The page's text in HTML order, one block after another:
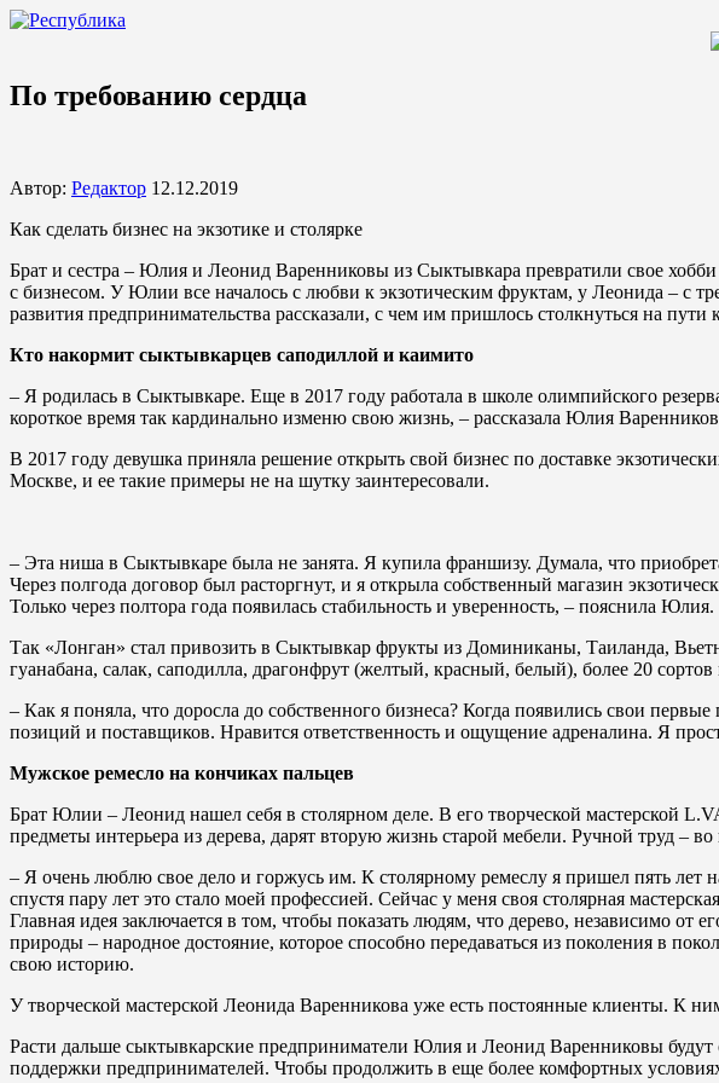
По требованию сердца
Автор: Редактор 12.12.2019
Как сделать бизнес на экзотике и столярке
Брат и сестра – Юлия и Леонид Варенниковы из Сыктывкара превратили свое
с бизнесом. У Юлии все началось с любви к экзотическим фруктам, у Леонида – с
развития предпринимательства рассказали, с чем им пришлось столкнуться на пути
Кто накормит сыктывкарцев саподиллой и каимито
– Я родилась в Сыктывкаре. Еще в 2017 году работала в школе олимпийского
короткое время так кардинально изменю свою жизнь, – рассказала Юлия
В 2017 году девушка приняла решение открыть свой бизнес по доставке
Москве, и ее такие примеры не на шутку заинтересовали.
– Эта ниша в Сыктывкаре была не занята. Я купила франшизу. Думала, что
Через полгода договор был расторгнут, и я открыла собственный магазин
Только через полтора года появилась стабильность и уверенность, – пояснила Юлия.
Так «Лонган» стал привозить в Сыктывкар фрукты из Доминиканы, Таиланда,
гуанабана, салак, саподилла, драгонфрут (желтый, красный, белый), более 20
– Как я поняла, что доросла до собственного бизнеса? Когда появились свои
позиций и поставщиков. Нравится ответственность и ощущение адреналина. Я
Мужское ремесло на кончиках пальцев
Брат Юлии – Леонид нашел себя в столярном деле. В его творческой мастерской
предметы интерьера из дерева, дарят вторую жизнь старой мебели. Ручной труд –
– Я очень люблю свое дело и горжусь им. К столярному ремеслу я пришел пять лет
спустя пару лет это стало моей профессией. Сейчас у меня своя столярная
Главная идея заключается в том, чтобы показать людям, что дерево, независимо
природы – народное достояние, которое способно передаваться из поколения в
свою историю.
У творческой мастерской Леонида Варенникова уже есть постоянные клиенты. К
Расти дальше сыктывкарские предприниматели Юлия и Леонид Варенниковы
поддержки предпринимателей. Чтобы продолжить в еще более комфортных